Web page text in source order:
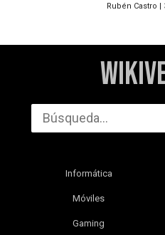
Rubén Castro |
Informática
Móviles
Gaming